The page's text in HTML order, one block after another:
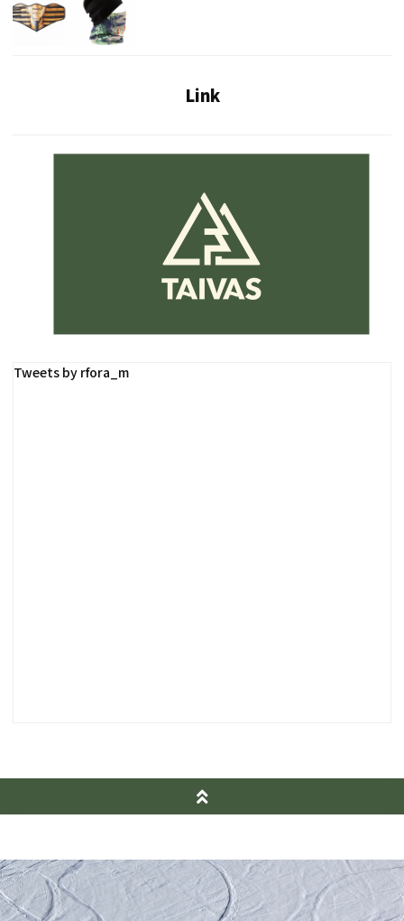
Link
Tweets by rfora_m